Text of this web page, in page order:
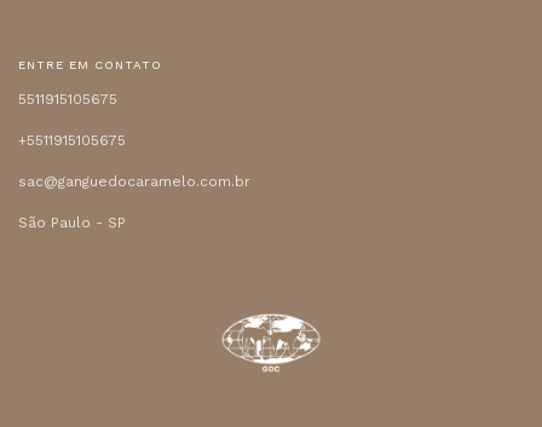
ENTRE EM CONTATO
5511915105675
+5511915105675
sac@ganguedocaramelo.com.br
São Paulo - SP